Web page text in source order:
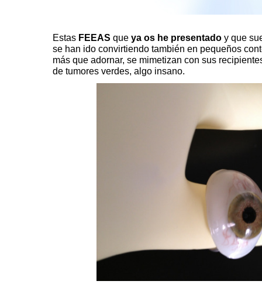
Estas FEEAS que ya os he presentado y que
se han ido convirtiendo también en pequeños
más que adornar, se mimetizan con sus
de tumores verdes, algo insano.